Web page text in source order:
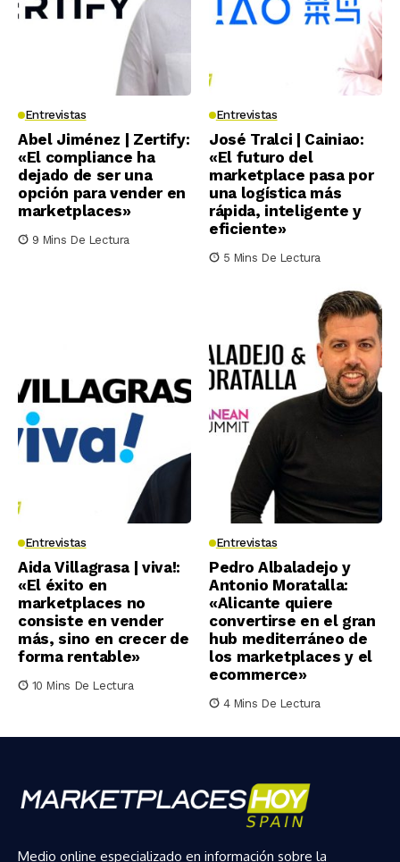
Entrevistas
Abel Jiménez | Zertify:
«El compliance ha
dejado de ser una
opción para vender en
marketplaces»
9 Mins De Lectura
Entrevistas
José Tralci | Cainiao:
«El futuro del
marketplace pasa por
una logística más
rápida, inteligente y
eficiente»
5 Mins De Lectura
Entrevistas
Aida Villagrasa | viva!:
«El éxito en
marketplaces no
consiste en vender
más, sino en crecer de
forma rentable»
10 Mins De Lectura
Entrevistas
Pedro Albaladejo y
Antonio Moratalla:
«Alicante quiere
convertirse en el gran
hub mediterráneo de
los marketplaces y el
ecommerce»
4 Mins De Lectura
Medio online especializado en información sobre la